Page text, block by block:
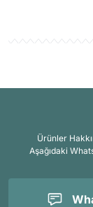
Ürünler
Aşağıdaki